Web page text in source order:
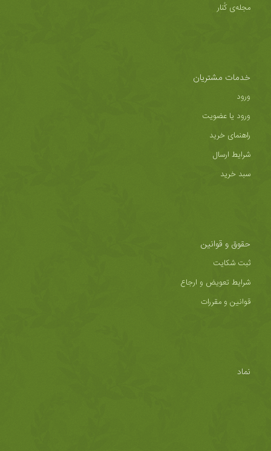
مجله‌ی کُنار
خدمات مشتریان
ورود
ورود یا عضویت
راهنمای خرید
شرایط ارسال
سبد خرید
حقوق و قوانین
ثبت شکایت
شرایط تعویض و ارجاع
قوانین و مقررات
نماد